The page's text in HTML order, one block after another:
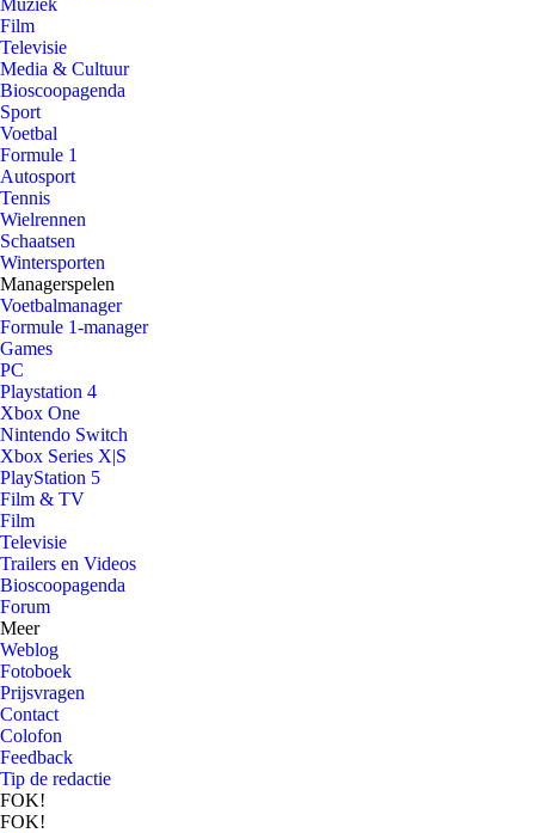
Muziek
Film
Televisie
Media & Cultuur
Bioscoopagenda
Sport
Voetbal
Formule 1
Autosport
Tennis
Wielrennen
Schaatsen
Wintersporten
Managerspelen
Voetbalmanager
Formule 1-manager
Games
PC
Playstation 4
Xbox One
Nintendo Switch
Xbox Series X|S
PlayStation 5
Film & TV
Film
Televisie
Trailers en Videos
Bioscoopagenda
Forum
Meer
Weblog
Fotoboek
Prijsvragen
Contact
Colofon
Feedback
Tip de redactie
FOK!
FOK!